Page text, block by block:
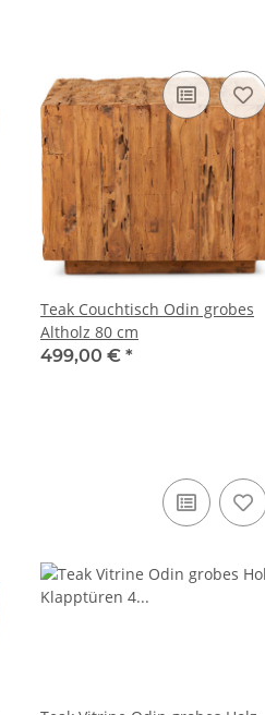
Teak Couchtisch Odin grobes
Altholz 80 cm
499,00 € *